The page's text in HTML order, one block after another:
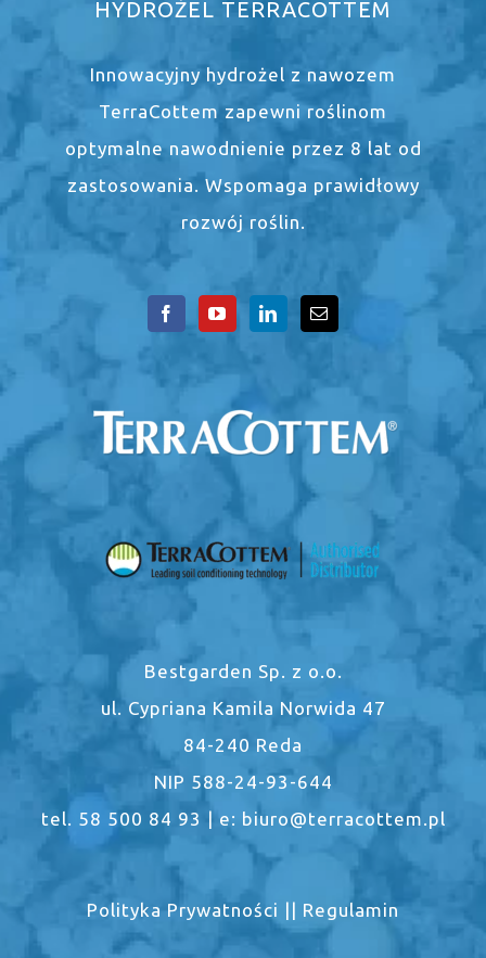
HYDROŻEL TERRACOTTEM
Innowacyjny hydrożel z nawozem
TerraCottem zapewni roślinom
optymalne nawodnienie przez 8 lat od
zastosowania. Wspomaga prawidłowy
rozwój roślin.
Bestgarden Sp. z o.o.
ul. Cypriana Kamila Norwida 47
84-240 Reda
NIP 588-24-93-644
tel. 58 500 84 93 | e: biuro@terracottem.pl
Polityka Prywatności || Regulamin